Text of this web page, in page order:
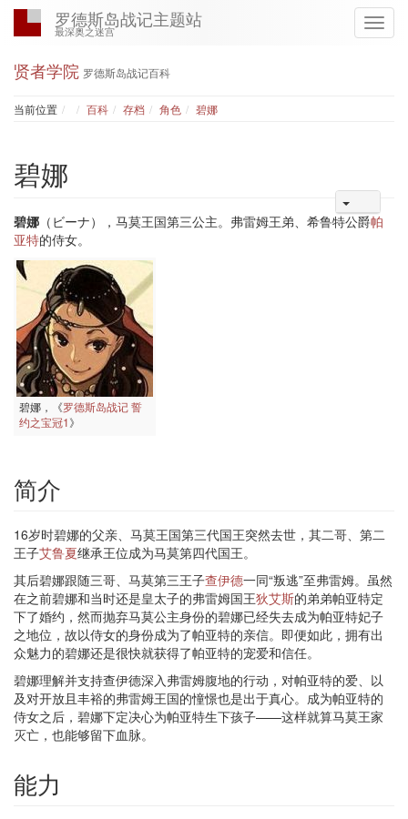
罗德斯岛战记主题站
最深奥之迷宫
贤者学院 罗德斯岛战记百科
当前位置 Home
百科 存档 角色 碧娜
碧娜
碧娜 （ビーナ），马莫王国第三公主。弗雷姆王弟、希鲁特公爵帕
亚特的侍女。
碧娜，《罗德斯岛战记 誓
约之宝冠1》
简介
16岁时碧娜的父亲、马莫王国第三代国王突然去世，其二哥、第二
王子艾鲁夏继承王位成为马莫第四代国王。
其后碧娜跟随三哥、马莫第三王子查伊德一同“叛逃”至弗雷姆。虽然
在之前碧娜和当时还是皇太子的弗雷姆国王狄艾斯的弟弟帕亚特定
下了婚约，然而抛弃马莫公主身份的碧娜已经失去成为帕亚特妃子
之地位，故以侍女的身份成为了帕亚特的亲信。即便如此，拥有出
众魅力的碧娜还是很快就获得了帕亚特的宠爱和信任。
碧娜理解并支持查伊德深入弗雷姆腹地的行动，对帕亚特的爱、以
及对开放且丰裕的弗雷姆王国的憧憬也是出于真心。成为帕亚特的
侍女之后，碧娜下定决心为帕亚特生下孩子——这样就算马莫王家
灭亡，也能够留下血脉。
能力